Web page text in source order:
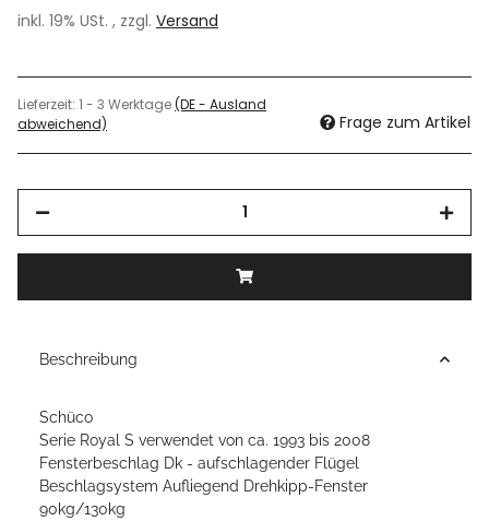
inkl. 19% USt. , zzgl. Versand
Lieferzeit: 1 - 3 Werktage(DE - Ausland
abweichend)
Frage zum Artikel
Beschreibung
Schüco
Serie Royal S verwendet von ca. 1993 bis 2008
Fensterbeschlag Dk - aufschlagender Flügel
Beschlagsystem Aufliegend Drehkipp-Fenster
90kg/130kg